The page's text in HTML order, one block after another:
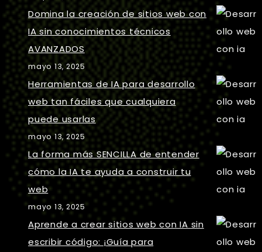
Domina la creación de sitios web con
IA sin conocimientos técnicos
AVANZADOS
mayo 13, 2025
Herramientas de IA para desarrollo
web tan fáciles que cualquiera
puede usarlas
mayo 13, 2025
La forma más SENCILLA de entender
cómo la IA te ayuda a construir tu
web
mayo 13, 2025
Aprende a crear sitios web con IA sin
escribir código: ¡Guía para